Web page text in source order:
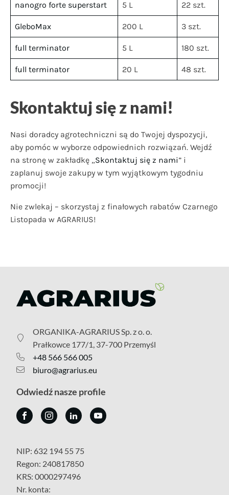
nanogro forte superstart 5 L 22 szt.
GleboMax 200 L 3 szt.
full terminator 5 L 180 szt.
full terminator 20 L 48 szt.
Skontaktuj się z nami!
Nasi doradcy agrotechniczni są do Twojej dyspozycji,
aby pomóc w wyborze odpowiednich rozwiązań. Wejdź
na stronę w zakładkę „Skontaktuj się z nami” i
zaplanuj swoje zakupy w tym wyjątkowym tygodniu
promocji!
Nie zwlekaj – skorzystaj z finałowych rabatów Czarnego
Listopada w AGRARIUS!
ORGANIKA-AGRARIUS Sp. z o. o.
Prałkowce 177/1, 37-700 Przemyśl
+48 566 566 005
biuro@agrarius.eu
Odwiedź nasze profile
NIP: 632 194 55 75
Regon: 240817850
KRS: 0000297496
Nr. konta: